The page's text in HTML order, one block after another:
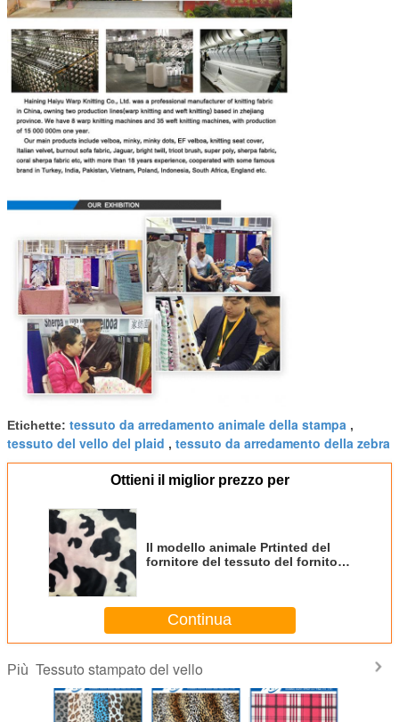
Etichette: tessuto da arredamento animale della stampa ,
tessuto del vello del plaid , tessuto da arredamento della zebra
Ottieni il miglior prezzo per
Il modello animale Prtinted del
fornitore del tessuto del fornitore
Continua
Più Tessuto stampato del vello